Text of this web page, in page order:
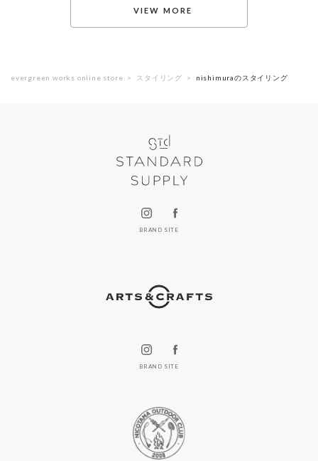
evergreen works online store スタイリング nishimuraのスタイリング
BRAND SITE
BRAND SITE